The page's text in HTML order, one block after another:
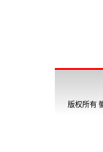
版权所有